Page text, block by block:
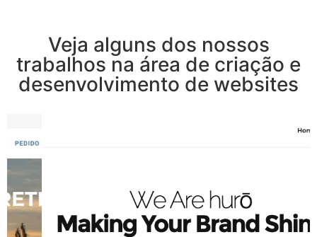
Veja alguns dos nossos
trabalhos na área de criação e
desenvolvimento de websites